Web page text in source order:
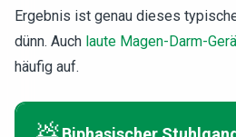
Ergebnis ist genau dieses
dünn. Auch laute Magen-Darm-
häufig auf.